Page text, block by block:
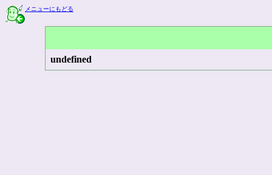
メニューにもどる
undefined